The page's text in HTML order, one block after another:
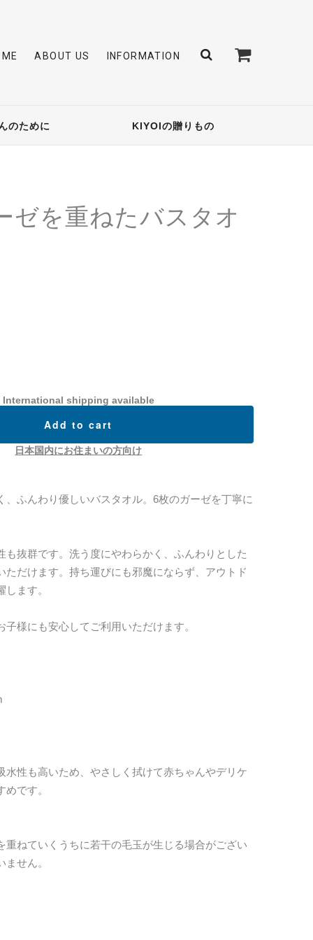
ABOUT US INFORMATION
のために KIYOIの贈りもの
ゼを重ねたバスタオ
International shipping available
Add to cart
日本国内にお住まいの方向け
、ふんわり優しいバスタオル。6枚のガーゼを丁寧に
も抜群です。洗う度にやわらかく、ふんわりとした
ただけます。持ち運びにも邪魔にならず、アウトド
ます。
様にも安心してご利用いただけます。
水性も高いため、やさしく拭けて赤ちゃんやデリケ
です。
重ねていくうちに若干の毛玉が生じる場合がござい
せん。